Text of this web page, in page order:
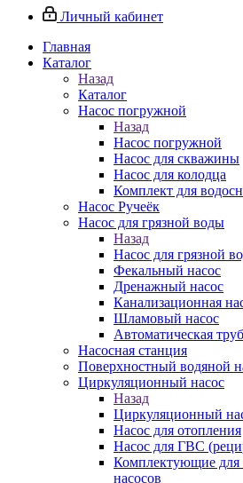
Личный кабинет
Главная
Каталог
Назад
Каталог
Насос погружной
Назад
Насос погружной
Насос для скважины
Насос для колодца
Комплект для
Насос Ручеёк
Насос для грязной воды
Назад
Насос для грязной
Фекальный насос
Дренажный насос
Канализационная
Шламовый насос
Автоматическая
Насосная станция
Поверхностный водяной
Циркуляционный насос
Назад
Циркуляционный
Насос для отопления
Насос для ГВС
Комплектующие
насосов